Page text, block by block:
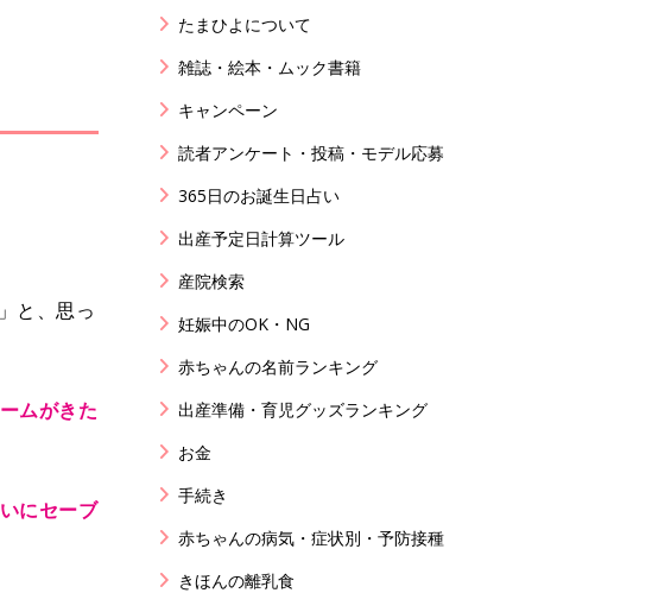
と、思っ
ムがきた
にセーブ
たまひよについて
雑誌・絵本・ムック書籍
キャンペーン
読者アンケート・投稿・モデル応募
365日のお誕生日占い
出産予定日計算ツール
産院検索
妊娠中のOK・NG
赤ちゃんの名前ランキング
出産準備・育児グッズランキング
お金
手続き
赤ちゃんの病気・症状別・予防接種
きほんの離乳食